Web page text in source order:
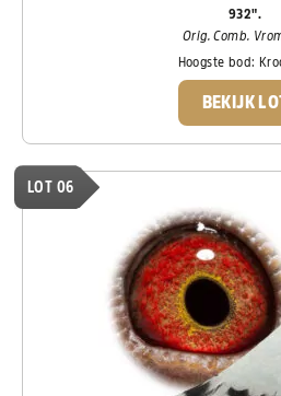
932".
Orig. Comb.
Hoogste bod:
BEKIJK
LOT 06